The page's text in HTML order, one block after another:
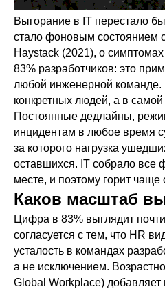
Выгорание в IT перестало
стало фоновым состоянием
Haystack (2021), о
83% разработчиков: это
любой инженерной команде.
конкретных людей, а в самой
Постоянные дедлайны,
инцидентам в любое время
за которого нагрузка
оставшихся. IT собрало все
месте, и поэтому горит
Каков масштаб
Цифра в 83% выглядит
согласуется с тем, что HR
усталость в командах
а не исключением.
Global Workplace)